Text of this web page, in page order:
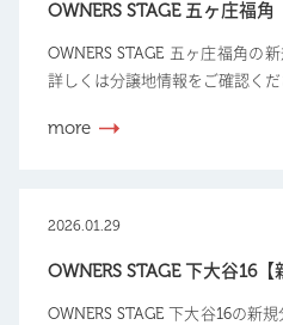
OWNERS STAGE 五ヶ庄福角
OWNERS STAGE 五ヶ庄福角の
詳しくは分譲地情報をご確認くだ
more
2026.01.29
OWNERS STAGE 下大谷16【
OWNERS STAGE 下大谷16の新